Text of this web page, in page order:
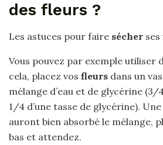
des fleurs ?
Les astuces pour faire sécher ses
Vous pouvez par exemple utiliser
cela, placez vos fleurs dans un
mélange d’eau et de glycérine (3/
1/4 d’une tasse de glycérine).
auront bien absorbé le mélange,
bas et attendez.